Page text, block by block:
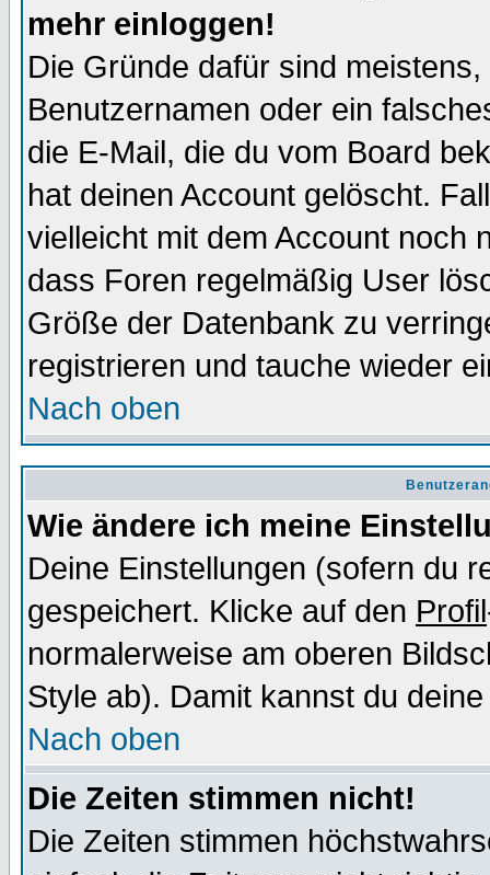
mehr einloggen!
Die Gründe dafür sind
Benutzernamen oder ein
die E-Mail, die du vom Board
hat deinen Account gelöscht.
vielleicht mit dem Account noch
dass Foren regelmäßig User
Größe der Datenbank zu
registrieren und tauche wieder
Nach oben
Wie ändere ich meine
Deine Einstellungen (sofern du
gespeichert. Klicke auf den Profil
normalerweise am oberen
Style ab). Damit kannst du
Nach oben
Die Zeiten stimmen nicht!
Die Zeiten stimmen